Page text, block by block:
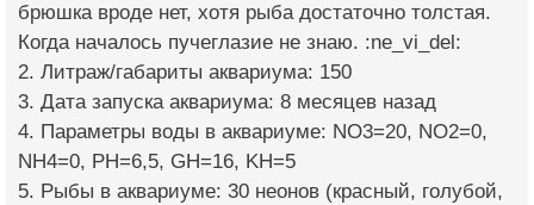
брюшка вроде нет, хотя рыба достаточно толстая.
Когда началось пучеглазие не знаю. :ne_vi_del:
2. Литраж/габариты аквариума: 150
3. Дата запуска аквариума: 8 месяцев назад
4. Параметры воды в аквариуме: NO3=20, NO2=0,
NH4=0, PH=6,5, GH=16, KH=5
5. Рыбы в аквариуме: 30 неонов (красный, голубой,